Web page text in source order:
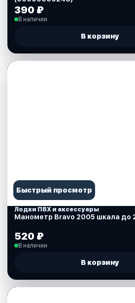
390 ₽
В наличии
В корзину
Быстрый просмотр
Лодки ПВХ и аксессуары
Манометр Bravo 2005 шкала до 2
520 ₽
В наличии
В корзину